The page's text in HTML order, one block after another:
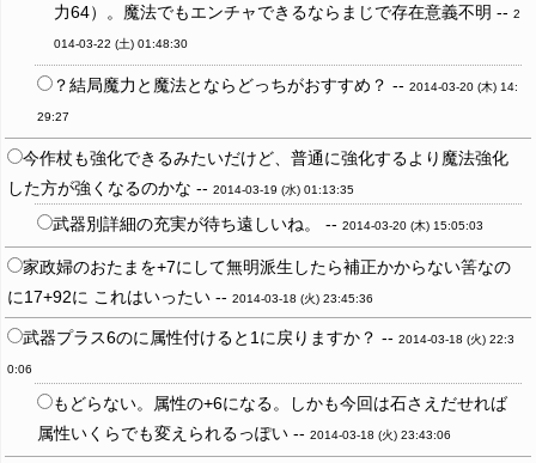
力64）。魔法でもエンチャできるならまじで存在意義不明 -- 2
014-03-22 (土) 01:48:30
？結局魔力と魔法とならどっちがおすすめ？ -- 2014-03-20 (木) 14:
29:27
今作杖も強化できるみたいだけど、普通に強化するより魔法強化
した方が強くなるのかな -- 2014-03-19 (水) 01:13:35
武器別詳細の充実が待ち遠しいね。 -- 2014-03-20 (木) 15:05:03
家政婦のおたまを+7にして無明派生したら補正かからない筈なの
に17+92に これはいったい -- 2014-03-18 (火) 23:45:36
武器プラス6のに属性付けると1に戻りますか？ -- 2014-03-18 (火) 22:3
0:06
もどらない。属性の+6になる。しかも今回は石さえだせれば
属性いくらでも変えられるっぽい -- 2014-03-18 (火) 23:43:06